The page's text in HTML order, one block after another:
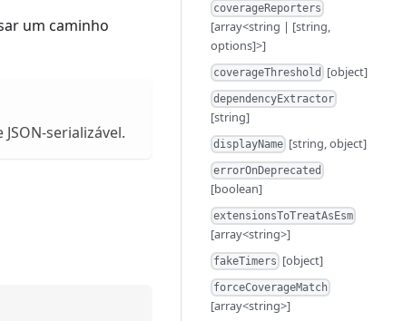
um caminho
serializável.
coverageReporters
[array<string | [string,
options]>]
coverageThreshold [object]
dependencyExtractor
[string]
displayName [string, object]
errorOnDeprecated
[boolean]
extensionsToTreatAsEsm
[array<string>]
fakeTimers [object]
forceCoverageMatch
[array<string>]